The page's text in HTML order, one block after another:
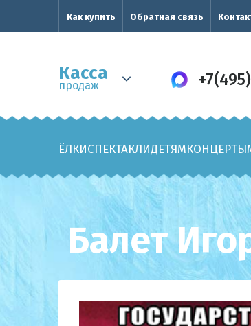
Как купить Обратная связь
Касса
продаж
ЁЛКИСПЕКТАКЛИДЕТЯМКОНЦЕРТЫ
Балет